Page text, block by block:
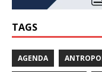
TAGS
AGENDA